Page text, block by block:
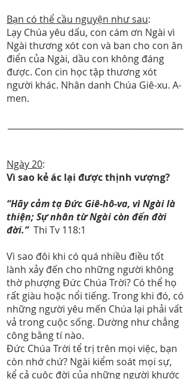
Bạn có thể cầu nguyện như sau:
Lạy Chúa yêu dấu, con cám ơn Ngài vì
Ngài thương xót con và ban cho con ân
điển của Ngài, dầu con không đáng
được. Con cin học tập thương xót
người khác. Nhân danh Chúa Giê-xu. A-
men.
Ngày 20:
Vì sao kẻ ác lại được thịnh vượng?
“Hãy cảm tạ Đức Giê-hô-va, vì Ngài là
thiện; Sự nhân từ Ngài còn đến đời
đời.”Thi Tv 118:1
Vì sao đôi khi có quá nhiều điều tốt
lành xảy đến cho những người không
thờ phượng Đức Chúa Trời? Có thể họ
rất giàu hoặc nổi tiếng. Trong khi đó, có
những người yêu mến Chúa lại phải vất
vả trong cuộc sống. Dường như chẳng
công bằng tí nào.
Đức Chúa Trời tể trị trên mọi việc, bạn
còn nhớ chứ? Ngài kiểm soát mọi sự,
kể cả cuộc đời của những người khước